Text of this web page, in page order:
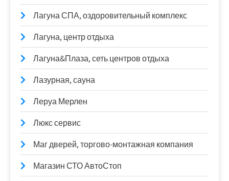
Лагуна СПА, оздоровительный комплекс
Лагуна, центр отдыха
Лагуна&Плаза, сеть центров отдыха
Лазурная, сауна
Леруа Мерлен
Люкс сервис
Маг дверей, торгово-монтажная компания
Магазин СТО АвтоСтоп